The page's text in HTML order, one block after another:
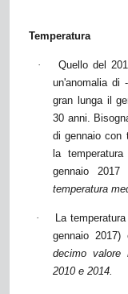
Temperatura
·
Quello del
un'anomalia di
gran lunga il
30 anni.
di gennaio con
la
gennaio 2017
temperatura
·
La
gennaio 2017)
decimo valore
2010 e 2014.